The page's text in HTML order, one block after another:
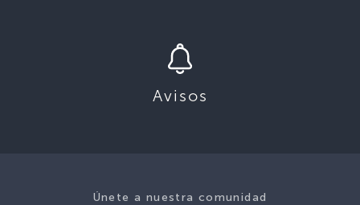
Avisos
Únete a nuestra comunidad